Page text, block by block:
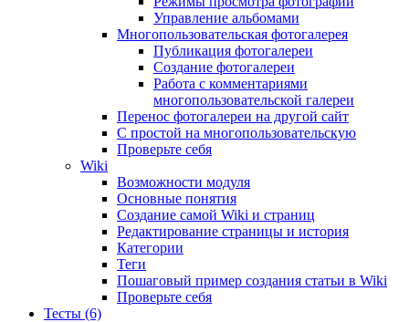
Управление альбомами
Многопользовательская фотогалерея
Публикация фотогалереи
Создание фотогалереи
Работа с комментариями
многопользовательской галереи
Перенос фотогалереи на другой сайт
С простой на многопользовательскую
Проверьте себя
Wiki
Возможности модуля
Основные понятия
Создание самой Wiki и страниц
Редактирование страницы и история
Категории
Теги
Пошаговый пример создания статьи в Wiki
Проверьте себя
Тесты (6)